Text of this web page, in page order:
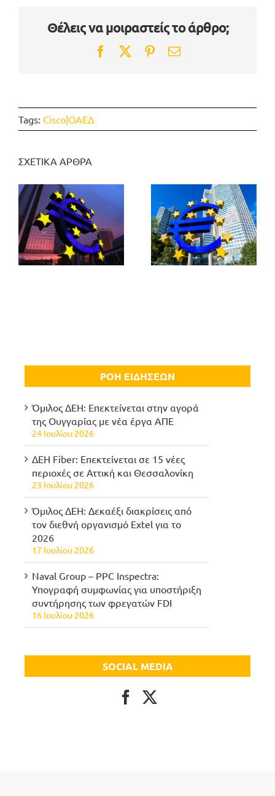
Θέλεις να μοιραστείς το άρθρο;
Facebook
TwitterPinterest
Email
Tags: Cisco|ΟΑΕΔ
ΣΧΕΤΙΚΑ ΑΡΘΡΑ
ΡΟΗ ΕΙΔΗΣΕΩΝ
Όμιλος ΔΕΗ: Επεκτείνεται στην αγορά
της Ουγγαρίας με νέα έργα ΑΠΕ
24 Ιουλίου 2026
ΔΕΗ Fiber: Επεκτείνεται σε 15 νέες
περιοχές σε Αττική και Θεσσαλονίκη
23 Ιουλίου 2026
Όμιλος ΔΕΗ: Δεκαέξι διακρίσεις από
τον διεθνή οργανισμό Extel για το
2026
17 Ιουλίου 2026
Naval Group – PPC Inspectra:
Υπογραφή συμφωνίας για υποστήριξη
συντήρησης των φρεγατών FDI
16 Ιουλίου 2026
SOCIAL MEDIA